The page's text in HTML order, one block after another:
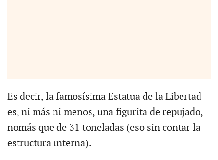
Es decir, la famosísima Estatua de la Libertad
es, ni más ni menos, una figurita de repujado,
nomás que de 31 toneladas (eso sin contar la
estructura interna).